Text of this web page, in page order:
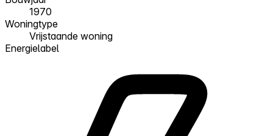
1970
Woningtype
Vrijstaande woning
Energielabel